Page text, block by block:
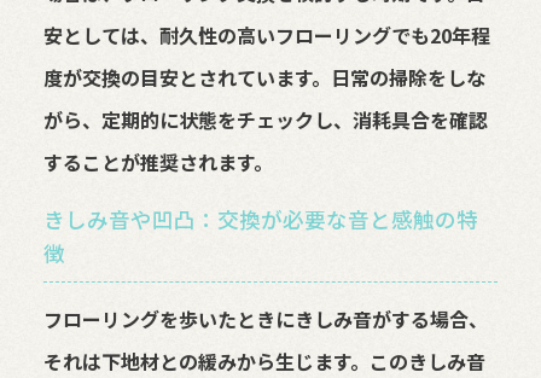
安としては、耐久性の高いフローリングでも20年程
度が交換の目安とされています。日常の掃除をしな
がら、定期的に状態をチェックし、消耗具合を確認
することが推奨されます。
きしみ音や凹凸：交換が必要な音と感触の特
徴
フローリングを歩いたときにきしみ音がする場合、
それは下地材との緩みから生じます。このきしみ音